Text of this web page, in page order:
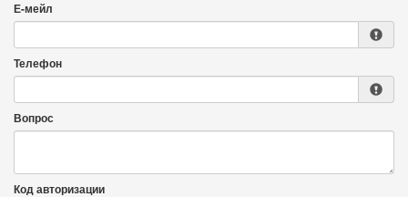
Е-мейл
Телефон
Вопрос
Код авторизации